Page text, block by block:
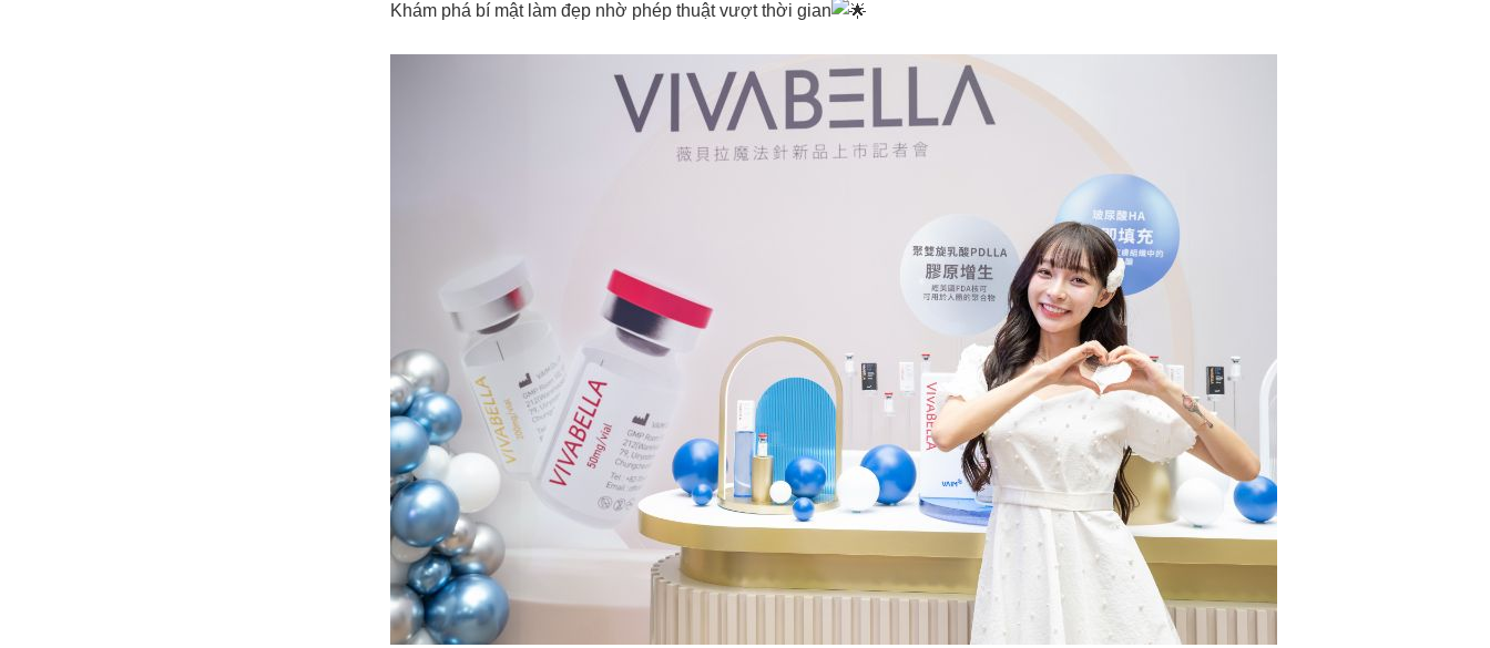
Khám phá bí mật làm đẹp nhờ phép thuật vượt thời gian